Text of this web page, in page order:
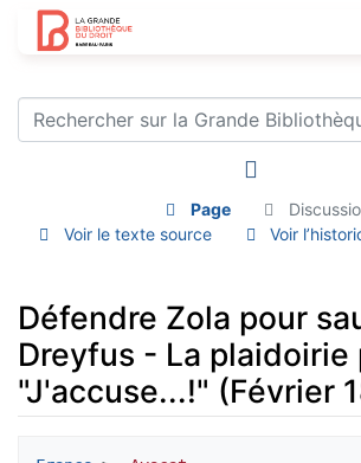
Page
Voir le texte source
Voir
Défendre Zola pour
Dreyfus - La plaidoirie
"J'accuse...!" (Février